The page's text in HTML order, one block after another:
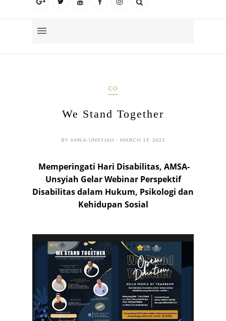
CO
We Stand Together
BY AMSA-UNSYIAH - MARCH 19, 2021
Memperingati Hari Disabilitas, AMSA-
Unsyiah Gelar Webinar Perspektif
Disabilitas dalam Hukum, Psikologi dan
Kehidupan Sosial